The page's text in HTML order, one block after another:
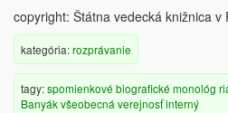
copyright: Štátna vedecká knižnica v
kategória:rozprávanie
tagy:spomienkové biografické monológ
Banyákvšeobecná verejnosťinterný